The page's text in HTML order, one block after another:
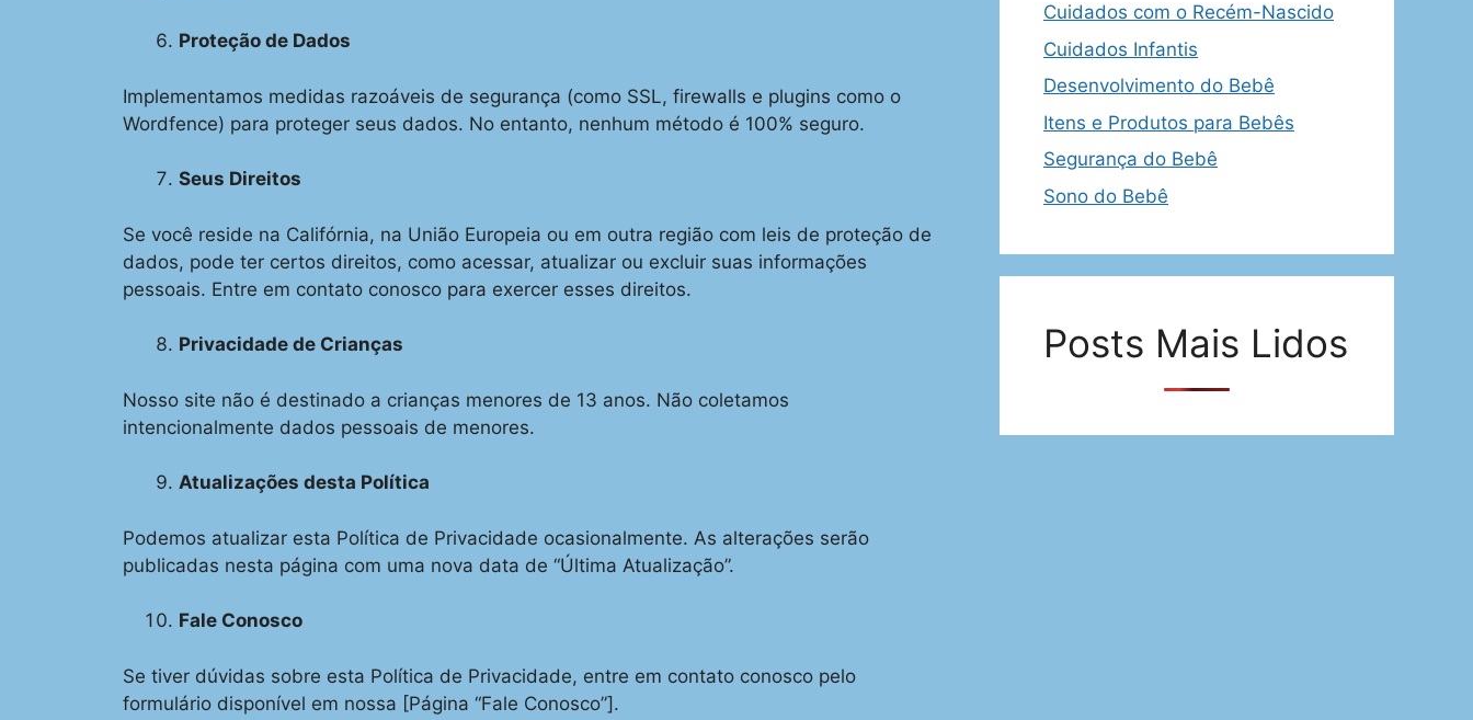
Proteção de Dados
Implementamos medidas razoáveis de segurança (como SSL, firewalls e plugins como o
Wordfence) para proteger seus dados. No entanto, nenhum método é 100% seguro.
Seus Direitos
Se você reside na Califórnia, na União Europeia ou em outra região com leis de proteção de
dados, pode ter certos direitos, como acessar, atualizar ou excluir suas informações
pessoais. Entre em contato conosco para exercer esses direitos.
Privacidade de Crianças
Nosso site não é destinado a crianças menores de 13 anos. Não coletamos
intencionalmente dados pessoais de menores.
Atualizações desta Política
Podemos atualizar esta Política de Privacidade ocasionalmente. As alterações serão
publicadas nesta página com uma nova data de “Última Atualização”.
Fale Conosco
Se tiver dúvidas sobre esta Política de Privacidade, entre em contato conosco pelo
formulário disponível em nossa [Página “Fale Conosco”].
Cuidados com o Recém-Nascido
Cuidados Infantis
Desenvolvimento do Bebê
Itens e Produtos para Bebês
Segurança do Bebê
Sono do Bebê
Posts Mais Lidos